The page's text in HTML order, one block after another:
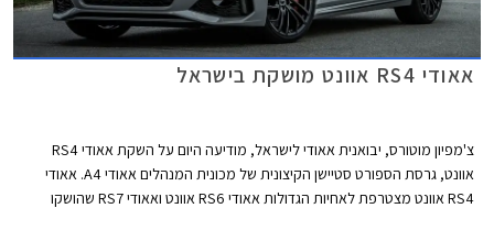
אאודי RS4 אוונט מושקת בישראל
צ'מפיון מוטורס, יבואנית אאודי לישראל, מודיעה היום על השקת אאודי RS4
אוונט, גרסת הספורט סטיישן הקיצונית של מכונית המנהלים אאודי A4. אאודי
RS4 אוונט מצטרפת לאחיות הגדולות אאודי RS6 אוונט ואאודי RS7 שהושקו